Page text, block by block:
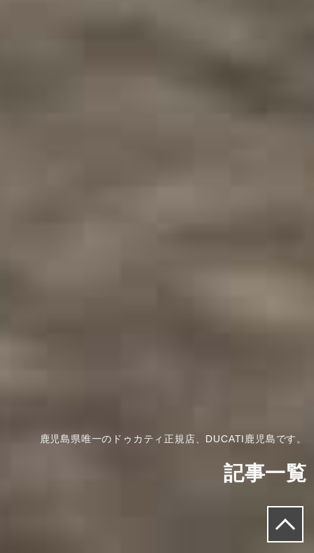
鹿児島県唯一のドゥカティ正規店、DUCATI鹿児島です。
記事一覧